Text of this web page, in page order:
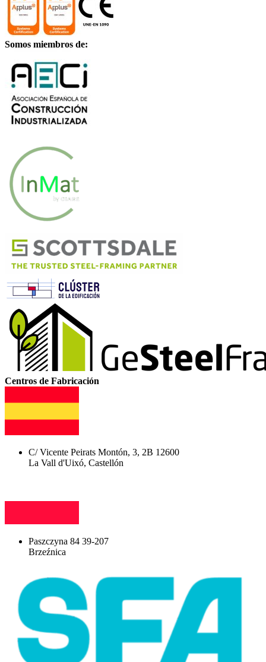
Somos miembros de:
Centros de Fabricación
C/ Vicente Peirats Montón, 3, 2B 12600
La Vall d'Uixó, Castellón
Paszczyna 84 39-207
Brzeźnica